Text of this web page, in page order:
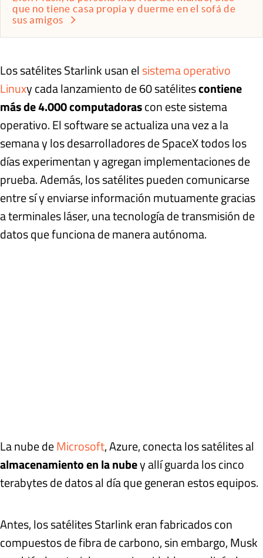
que no tiene casa propia y duerme en el sofá de
sus amigos
Los satélites Starlink usan el sistema operativo
Linuxy cada lanzamiento de 60 satélitescontiene
más de 4.000 computadorascon este sistema
operativo. El software se actualiza una vez a la
semana y los desarrolladores de SpaceX todos los
días experimentan y agregan implementaciones de
prueba. Además, los satélites pueden comunicarse
entre sí y enviarse información mutuamente gracias
a terminales láser, una tecnología de transmisión de
datos que funciona de manera autónoma.
La nube deMicrosoft, Azure, conecta los satélites al
almacenamiento en la nubey allí guarda los cinco
terabytes de datos al día que generan estos equipos.
Antes, los satélites Starlink eran fabricados con
compuestos de fibra de carbono, sin embargo, Musk